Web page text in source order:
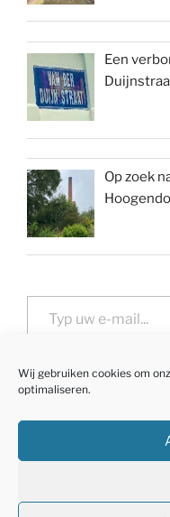
Wij gebruiken cookies om
optimaliseren.
Een
Op zoek
Typ uw e-mail...